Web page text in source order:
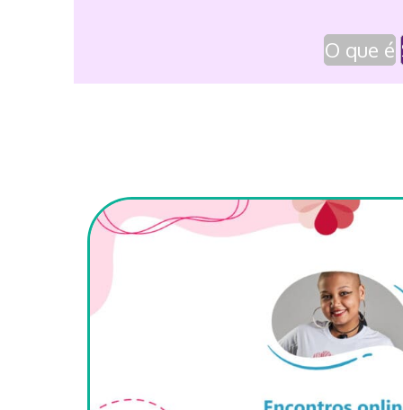
O que é